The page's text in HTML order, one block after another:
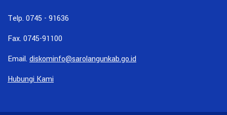
Telp. 0745 - 91636
Fax. 0745-91100
Email.diskominfo@sarolangunkab.go.id
Hubungi Kami